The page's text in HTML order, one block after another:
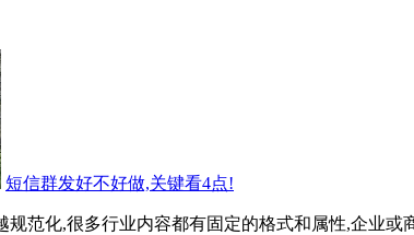
短信群发好不好做,关键看4点!
规范化,很多行业内容都有固定的格式和属性,企业